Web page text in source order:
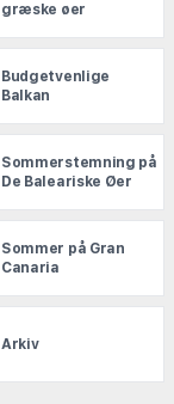
græske øer
Budgetvenlige
Balkan
Sommerstemning på
De Baleariske Øer
Sommer på Gran
Canaria
Arkiv